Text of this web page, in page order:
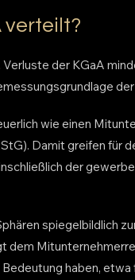
verteilt?
der KGaA
wie einen
Damit greifen für
der
spiegelbildlich
haben, etwa